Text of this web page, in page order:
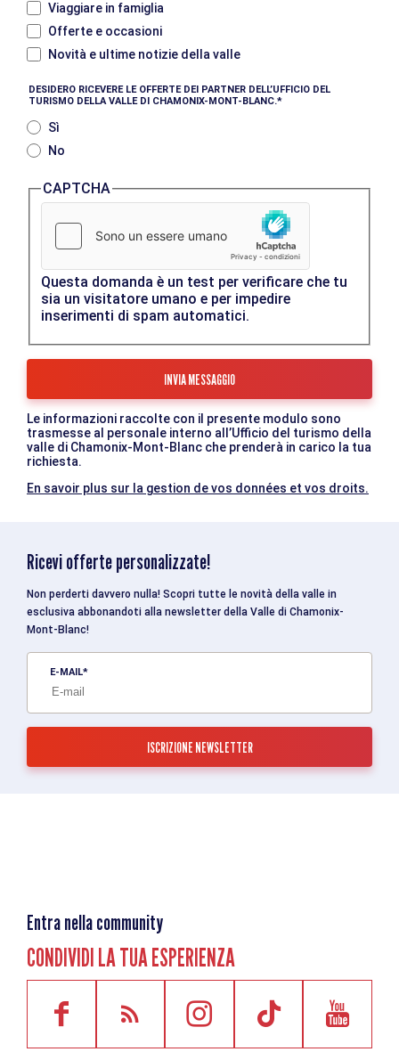
Viaggiare in famiglia
Offerte e occasioni
Novità e ultime notizie della valle
DESIDERO RICEVERE LE OFFERTE DEI PARTNER DELL’UFFICIO DEL
TURISMO DELLA VALLE DI CHAMONIX-MONT-BLANC.
Sì
No
CAPTCHA
Questa domanda è un test per verificare che tu
sia un visitatore umano e per impedire
inserimenti di spam automatici.
Le informazioni raccolte con il presente modulo sono
trasmesse al personale interno all’Ufficio del turismo della
valle di Chamonix-Mont-Blanc che prenderà in carico la tua
richiesta.
En savoir plus sur la gestion de vos données et vos droits.
Ricevi offerte personalizzate!
Non perderti davvero nulla! Scopri tutte le novità della valle in
esclusiva abbonandoti alla newsletter della Valle di Chamonix-
Mont-Blanc!
E-MAIL
Entra nella community
CONDIVIDI LA TUA ESPERIENZA